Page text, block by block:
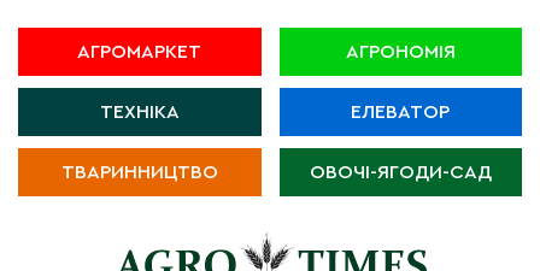
АГРОМАРКЕТ АГРОНОМІЯ
ТЕХНІКА ЕЛЕВАТОР
ТВАРИННИЦТВО ОВОЧІ-ЯГОДИ-САД